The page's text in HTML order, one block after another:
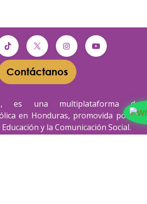
Contáctanos​​
es una multiplataforma de
en Honduras, promovida por la
y la Comunicación Social.